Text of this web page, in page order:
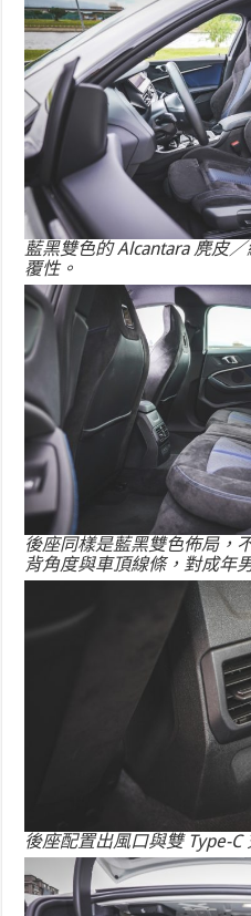
藍黑雙色的 Alcantara 麂皮
覆性。
後座同樣是藍黑雙色佈局，
背角度與車頂線條，對成年
後座配置出風口與雙 Type-C